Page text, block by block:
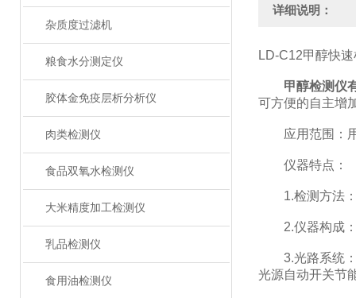
杂质度过滤机
粮食水分测定仪
胶体金免疫层析分析仪
肉类检测仪
食品双氧水检测仪
大米精度加工检测仪
乳品检测仪
食用油检测仪
详细说明：
LD-C12甲醇快
甲醇检测仪
可方便的自主增
应用范围：用
仪器特点：
1.检测方法：
2.仪器构成：
3.光路系统：
光源自动开关节